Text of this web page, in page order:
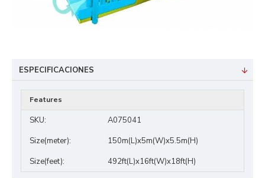
ESPECIFICACIONES
Features
SKU:
A075041
Size(meter):
150m(L)x5m(W)x5.5m(H)
Size(feet):
492ft(L)x16ft(W)x18ft(H)